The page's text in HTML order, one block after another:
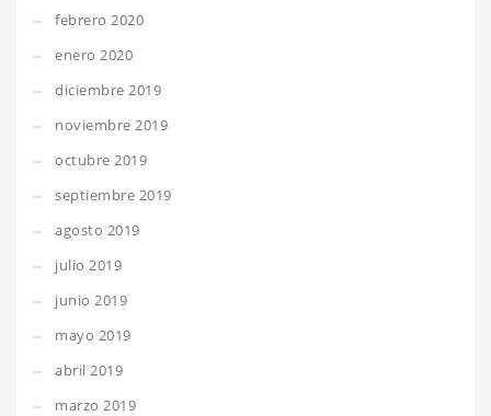
febrero 2020
enero 2020
diciembre 2019
noviembre 2019
octubre 2019
septiembre 2019
agosto 2019
julio 2019
junio 2019
mayo 2019
abril 2019
marzo 2019